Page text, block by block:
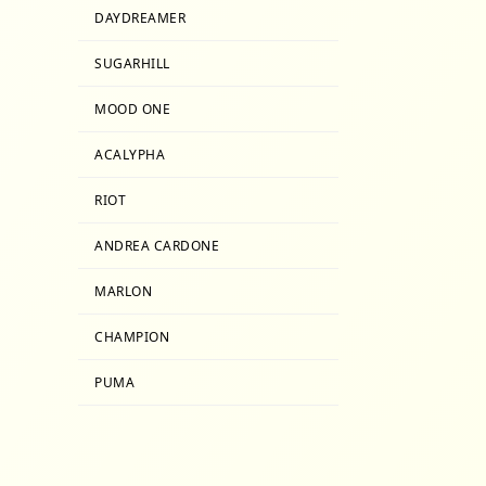
DAYDREAMER
SUGARHILL
MOOD ONE
ACALYPHA
RIOT
ANDREA CARDONE
MARLON
CHAMPION
PUMA